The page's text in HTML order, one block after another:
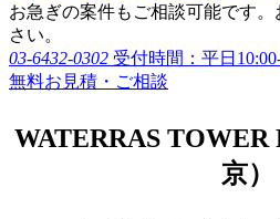
お急ぎの案件もご相談可能です
さい。
03-6432-0302 受付時間：平日
無料お見積・ご相談
WATERRAS TOWER
京）